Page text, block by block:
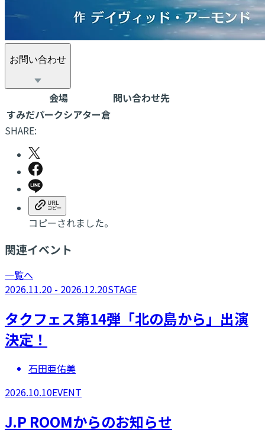
お問い合わせ
会場
問い合わせ先
すみだパークシアター倉
SHARE:
コピーされました。
関連イベント
一覧へ
2026.11.20 - 2026.12.20STAGE
タクフェス第14弾「北の島から」出演
決定！
石田亜佑美
2026.10.10EVENT
J.P ROOMからのお知らせ